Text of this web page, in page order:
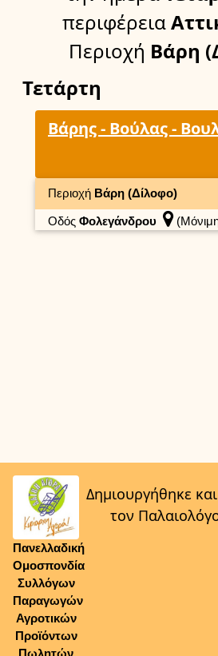
περιφέρεια
Περιοχή Βάρη
Τετάρτη
Βάρης - Βούλας -
Περιοχή Βάρη (Δίλοφο)
Οδός Φολεγάνδρου
Πανελλαδική
Ομοσπονδία
Συλλόγων
Παραγωγών
Αγροτικών
Προϊόντων
Πωλητών
Δημιουργήθηκε
τον